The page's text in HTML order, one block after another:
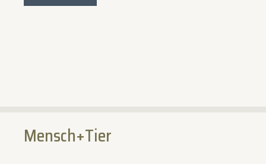
Mensch+Tier